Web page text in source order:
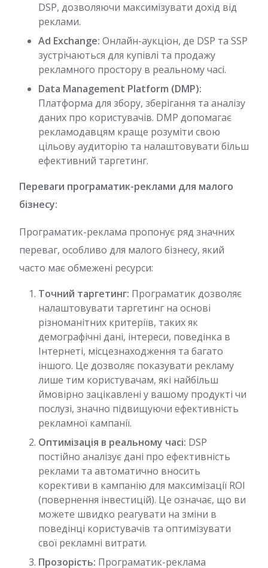
DSP, дозволяючи максимізувати дохід від
реклами.
Ad Exchange: Онлайн-аукціон, де DSP та SSP
зустрічаються для купівлі та продажу
рекламного простору в реальному часі.
Data Management Platform (DMP):
Платформа для збору, зберігання та аналізу
даних про користувачів. DMP допомагає
рекламодавцям краще розуміти свою
цільову аудиторію та налаштовувати більш
ефективний таргетинг.
Переваги програматик-реклами для малого
бізнесу:
Програматик-реклама пропонує ряд значних
переваг, особливо для малого бізнесу, який
часто має обмежені ресурси:
Точний таргетинг: Програматик дозволяє
налаштовувати таргетинг на основі
різноманітних критеріїв, таких як
демографічні дані, інтереси, поведінка в
Інтернеті, місцезнаходження та багато
іншого. Це дозволяє показувати рекламу
лише тим користувачам, які найбільш
ймовірно зацікавлені у вашому продукті чи
послузі, значно підвищуючи ефективність
рекламної кампанії.
Оптимізація в реальному часі: DSP
постійно аналізує дані про ефективність
реклами та автоматично вносить
корективи в кампанію для максимізації ROI
(повернення інвестицій). Це означає, що ви
можете швидко реагувати на зміни в
поведінці користувачів та оптимізувати
свої рекламні витрати.
Прозорість: Програматик-реклама